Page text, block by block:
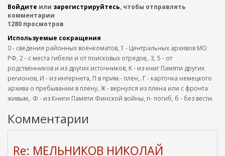
Войдите или зарегистрируйтесь, чтобы отправлять
комментарии
1280 просмотров
Используемые сокращения
0 - сведения районных военкоматов, 1 - Центральных архивов МО
РФ, 2 - с места гибели и от поисковых отрядов,. 3, 5 - от
родственников и из других источников, К - из книг Памяти других
регионов, И - из интернета, П в прим.- плен,. Г - карточка немецкого
архива о пребывании в плену, Ж - вернулся из плена или с фронта
живым,. Ф - из Книги Памяти Финской войны, п- погиб, б - без вести.
Комментарии
Re: МЕЛЬНИКОВ НИКОЛАЙ